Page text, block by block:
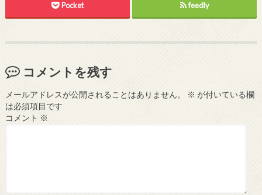
Pocket feedly
コメントを残す
メールアドレスが公開されることはありません。 ※ が付いている欄
は必須項目です
コメント ※